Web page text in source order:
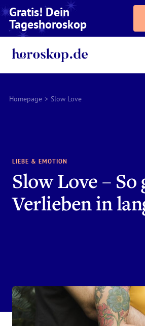
Gratis! Dein
Tageshoroskop
Homepage > Slow Love
LIEBE & EMOTION
Slow Love – So
Verlieben in